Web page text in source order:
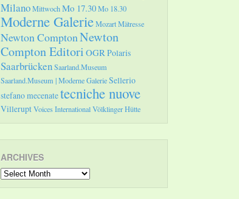
MilanoMittwochMo 17.30Mo 18.30
Moderne GalerieMozartMätresse
Newton ComptonNewton
Compton Editori OGRPolaris
SaarbrückenSaarland.Museum
Saarland.Museum | Moderne GalerieSellerio
stefano mecenatetecniche nuove
VilleruptVoices InternationalVölklinger Hütte
ARCHIVES
Archives